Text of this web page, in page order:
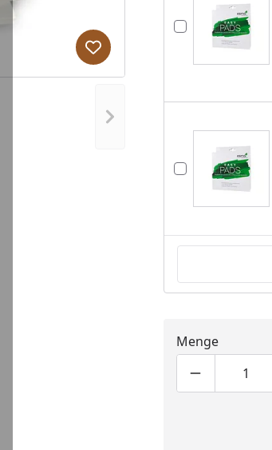
Nächstes Bild anzeigen
Produkt zur Wunschliste
Menge